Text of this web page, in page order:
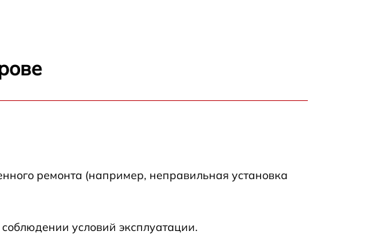
ремонта (например, неправильная установка
условий эксплуатации.